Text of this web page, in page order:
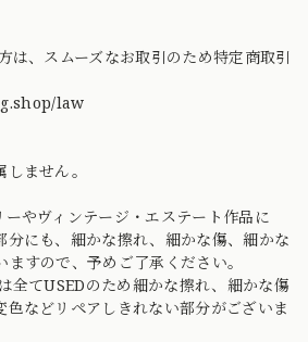
は、スムーズなお取引のため特定商取引
law
ません。
やヴィンテージ・エステート作品に
分にも、細かな擦れ、細かな傷、細かな
すので、予めご了承ください。
全てUSEDのため細かな擦れ、細かな傷
などリペアしきれない部分がございま